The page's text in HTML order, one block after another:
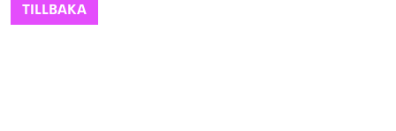
TILLBAKA